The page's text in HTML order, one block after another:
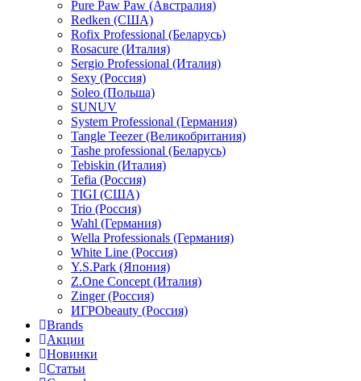
Pure Paw Paw (Австралия)
Redken (США)
Rofix Professional (Беларусь)
Rosacure (Италия)
Sergio Professional (Италия)
Sexy (Россия)
Soleo (Польша)
SUNUV
System Professional (Германия)
Tangle Teezer (Великобритания)
Tashe professional (Беларусь)
Tebiskin (Италия)
Tefia (Россия)
TIGI (США)
Trio (Россия)
Wahl (Германия)
Wella Professionals (Германия)
White Line (Россия)
Y.S.Park (Япония)
Z.One Concept (Италия)
Zinger (Россия)
ИГРОbeauty (Россия)
Brands
Акции
Новинки
Статьи